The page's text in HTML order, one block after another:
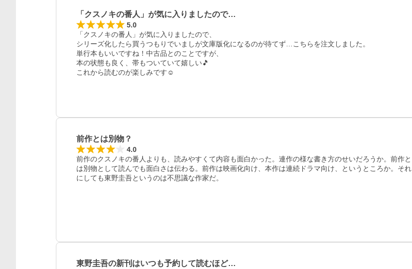
「クスノキの番人」が気に入りましたので…
5.0
「クスノキの番人」が気に入りましたので、
シリーズ化したら買うつもりでいましが文庫版化になるのが待てず…こちらを注文しました。
単行本もいいですね！中古品とのことですが、
本の状態も良く、帯もついていて嬉しい🎵
これから読むのが楽しみです☺︎
前作とは別物？
4.0
前作のクスノキの番人よりも、読みやすくて内容も面白かった。連作の様な書き方のせいだろうか。前作と
は別物として読んでも面白さは伝わる。前作は映画化向け、本作は連続ドラマ向け、というところか。それ
にしても東野圭吾というのは不思議な作家だ。
東野圭吾の新刊はいつも予約して読むほど…